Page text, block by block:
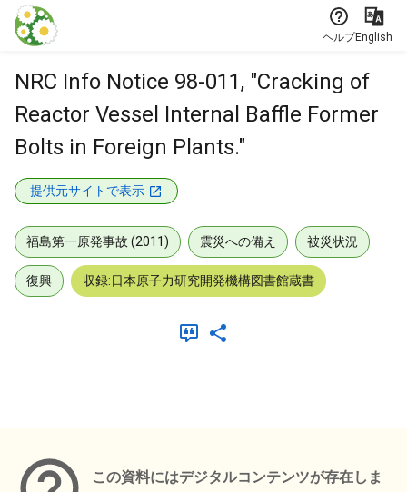
本文に飛ぶ
ヘルプEnglish
NRC Info Notice 98-011, "Cracking of
Reactor Vessel Internal Baffle Former
Bolts in Foreign Plants."
提供元サイトで表示
福島第一原発事故 (2011) 震災への備え 被災状況
復興 収録:日本原子力研究開発機構図書館蔵書
この資料にはデジタルコンテンツが存在しま